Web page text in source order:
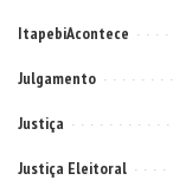
ItapebiAcontece
Julgamento
Justiça
Justiça Eleitoral